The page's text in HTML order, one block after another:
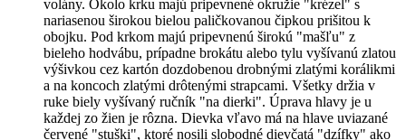
volány. Okolo krku majú pripevnené okružie "krézel" s
nariasenou širokou bielou paličkovanou čipkou prišitou k
obojku. Pod krkom majú pripevnenú širokú "mašľu" z
bieleho hodvábu, prípadne brokátu alebo tylu vyšívanú zlatou
výšivkou cez kartón dozdobenou drobnými zlatými korálikmi
a na koncoch zlatými drôtenými strapcami. Všetky držia v
ruke biely vyšívaný ručník "na dierki". Úprava hlavy je u
každej zo žien je rôzna. Dievka vľavo má na hlave uviazané
červené "stuški", ktoré nosili slobodné dievčatá "dzífky" ako